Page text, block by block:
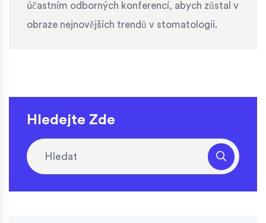
účastním odborných konferencí, abych zůstal v
obraze nejnovějších trendů v stomatologii.
Hledejte Zde